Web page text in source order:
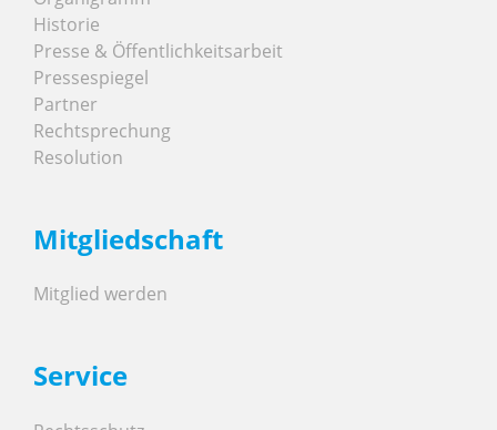
Historie
Presse & Öffentlichkeitsarbeit
Pressespiegel
Partner
Rechtsprechung
Resolution
Mitgliedschaft
Mitglied werden
Service